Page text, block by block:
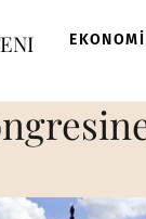
EKONOMİ